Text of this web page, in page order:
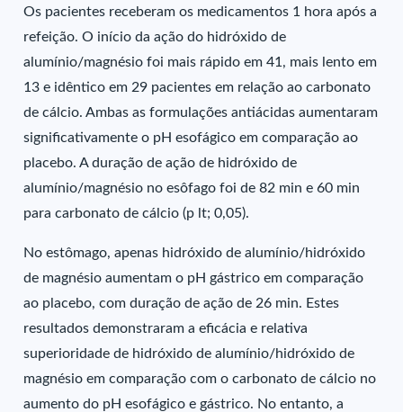
Os pacientes receberam os medicamentos 1 hora após a
refeição. O início da ação do hidróxido de
alumínio/magnésio foi mais rápido em 41, mais lento em
13 e idêntico em 29 pacientes em relação ao carbonato
de cálcio. Ambas as formulações antiácidas aumentaram
significativamente o pH esofágico em comparação ao
placebo. A duração de ação de hidróxido de
alumínio/magnésio no esôfago foi de 82 min e 60 min
para carbonato de cálcio (p lt; 0,05).
No estômago, apenas hidróxido de alumínio/hidróxido
de magnésio aumentam o pH gástrico em comparação
ao placebo, com duração de ação de 26 min. Estes
resultados demonstraram a eficácia e relativa
superioridade de hidróxido de alumínio/hidróxido de
magnésio em comparação com o carbonato de cálcio no
aumento do pH esofágico e gástrico. No entanto, a